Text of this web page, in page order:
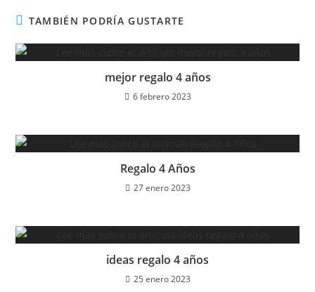
TAMBIÉN PODRÍA GUSTARTE
mejor regalo 4 años
6 febrero 2023
Regalo 4 Años
27 enero 2023
ideas regalo 4 años
25 enero 2023